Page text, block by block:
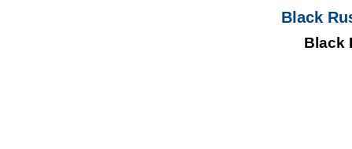
Black
Black